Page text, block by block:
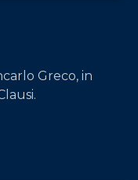
Greco, in